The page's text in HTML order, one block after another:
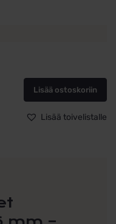
Lisää ostoskoriin
Lisää toivelistalle